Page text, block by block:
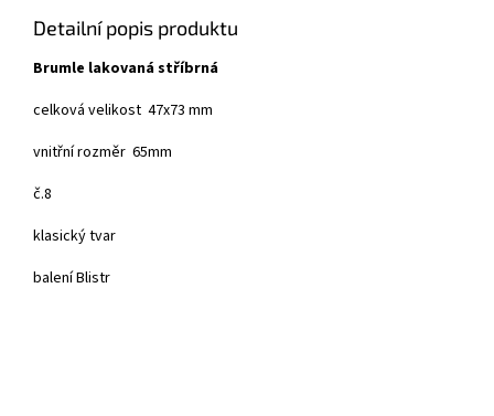
Detailní popis produktu
Brumle lakovaná stříbrná
celková velikost 47x73 mm
vnitřní rozměr 65mm
č.8
klasický tvar
balení Blistr